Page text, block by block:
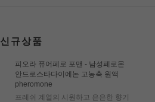
신규상품
피오라 퓨어페로 포맨 - 남성페로몬
안드로스타다이에논 고농축 원액
pheromone
프레쉬 계열의 시원하고 은은한 향기